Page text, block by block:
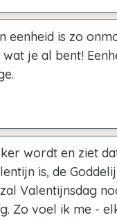
eenheid is zo
je al bent!
wordt en ziet
is, de
Valentijnsdag
Zo voel ik me -